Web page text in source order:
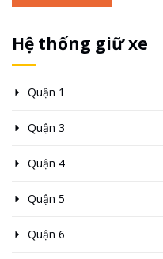
Hệ thống giữ xe
Quận 1
Quận 3
Quận 4
Quận 5
Quận 6